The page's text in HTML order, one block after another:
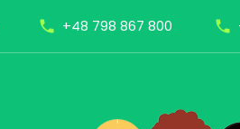
call +48 798 867 800 call